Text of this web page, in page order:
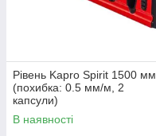
Рівень Kapro Spirit 1500 мм
(похибка: 0.5 мм/м, 2
капсули)
В наявності